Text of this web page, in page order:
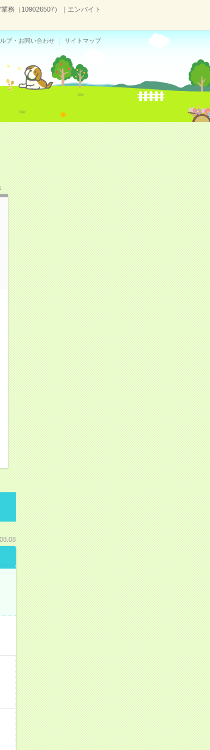
務（109026507）｜エンバイト
プ・お問い合わせ サイトマップ